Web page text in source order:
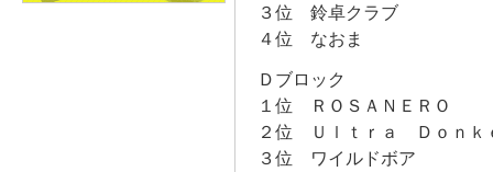
３位 鈴卓クラブ
４位 なおま
Ｄブロック
１位 ＲＯＳＡＮＥＲＯ
２位 Ｕｌｔｒａ Ｄｏｎｋ
３位 ワイルドボア